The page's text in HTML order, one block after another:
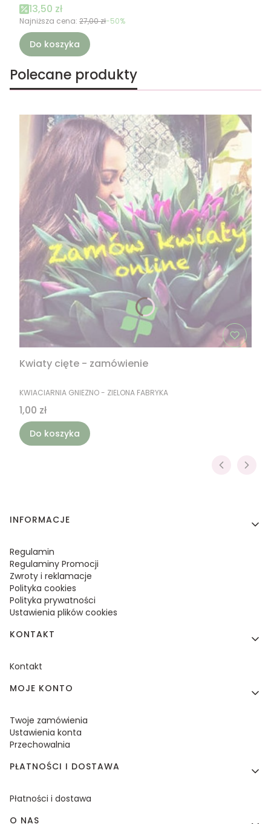
Cena promocyjna
13,50 zł
Najniższa cena: 27,00 zł-50%
Do koszyka
Polecane produkty
Kwiaty cięte - zamówienie
PRODUCENT
KWIACIARNIA GNIEZNO - ZIELONA FABRYKA
Cena
1,00 zł
Do koszyka
Linki w stopce
INFORMACJE
Regulamin
Regulaminy Promocji
Zwroty i reklamacje
Polityka cookies
Polityka prywatności
Ustawienia plików cookies
KONTAKT
Kontakt
MOJE KONTO
Twoje zamówienia
Ustawienia konta
Przechowalnia
PŁATNOŚCI I DOSTAWA
Płatności i dostawa
O NAS